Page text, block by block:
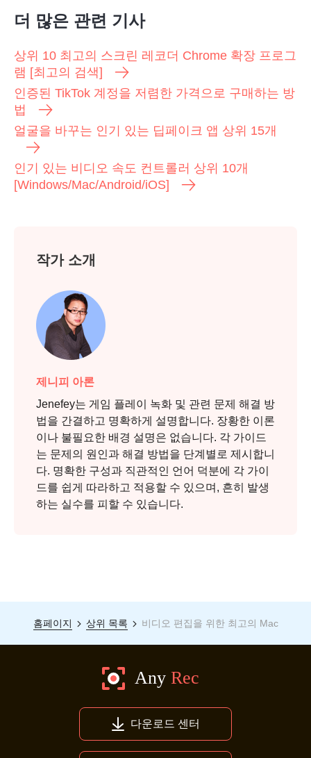
5단계.
더 많은 관련 기사
상위 10 최고의 스크린 레코더 Chrome 확장 프로그
램 [최고의 검색]
인증된 TikTok 계정을 저렴한 가격으로 구매하는 방
법
얼굴을 바꾸는 인기 있는 딥페이크 앱 상위 15개
인기 있는 비디오 속도 컨트롤러 상위 10개
[Windows/Mac/Android/iOS]
작가 소개
제니피 아론
Jenefey는 게임 플레이 녹화 및 관련 문제 해결 방
법을 간결하고 명확하게 설명합니다. 장황한 이론
이나 불필요한 배경 설명은 없습니다. 각 가이드
는 문제의 원인과 해결 방법을 단계별로 제시합니
다. 명확한 구성과 직관적인 언어 덕분에 각 가이
드를 쉽게 따라하고 적용할 수 있으며, 흔히 발생
하는 실수를 피할 수 있습니다.
홈페이지 상위 목록 비디오 편집을 위한 최고의 Mac
다운로드 센터